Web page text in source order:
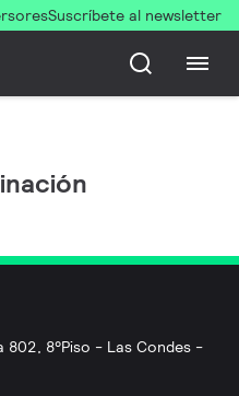
Suscríbete al newsletter
802, 8°Piso - Las Condes -